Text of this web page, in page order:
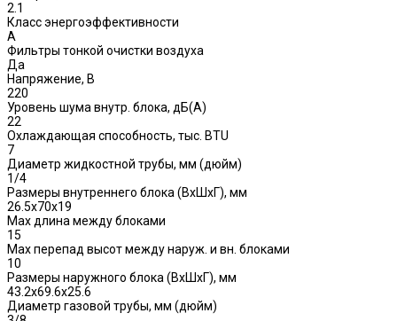
2.1
Класс энергоэффективности
A
Фильтры тонкой очистки воздуха
Да
Напряжение, В
220
Уровень шума внутр. блока, дБ(А)
22
Охлаждающая способность, тыс. BTU
7
Диаметр жидкостной трубы, мм (дюйм)
1/4
Размеры внутреннего блока (ВхШхГ), мм
26.5x70x19
Max длина между блоками
15
Max перепад высот между наруж. и вн. блоками
10
Размеры наружного блока (ВхШхГ), мм
43.2x69.6x25.6
Диаметр газовой трубы, мм (дюйм)